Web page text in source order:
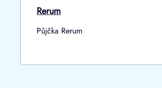
Rerum
Půjčka Rerum